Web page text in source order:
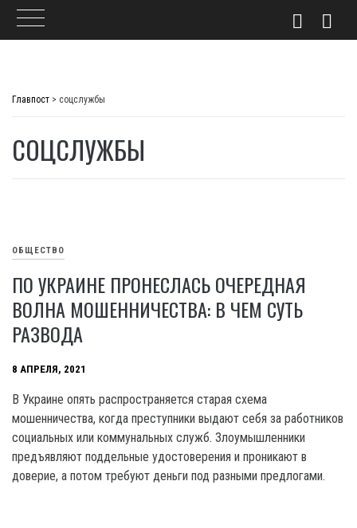
Главпост > соцслужбы
СОЦСЛУЖБЫ
ОБЩЕСТВО
ПО УКРАИНЕ ПРОНЕСЛАСЬ ОЧЕРЕДНАЯ
ВОЛНА МОШЕННИЧЕСТВА: В ЧЕМ СУТЬ
РАЗВОДА
8 АПРЕЛЯ, 2021
В Украине опять распространяется старая схема
мошенничества, когда преступники выдают себя за работников
социальных или коммунальных служб. Злоумышленники
предъявляют поддельные удостоверения и проникают в
доверие, а потом требуют деньги под разными предлогами.